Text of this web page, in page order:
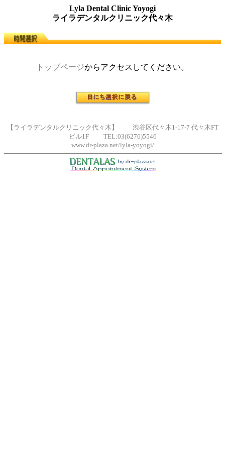
Lyla Dental Clinic Yoyogi
ライラデンタルクリニック代々木
トップページからアクセスしてください。
【ライラデンタルクリニック代々木】 渋谷区代々木1-17-7 代々木FT
ビル1F TEL:03(6276)5546
www.dr-plaza.net/lyla-yoyogi/